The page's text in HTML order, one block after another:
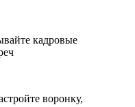
кадровые
воронку,